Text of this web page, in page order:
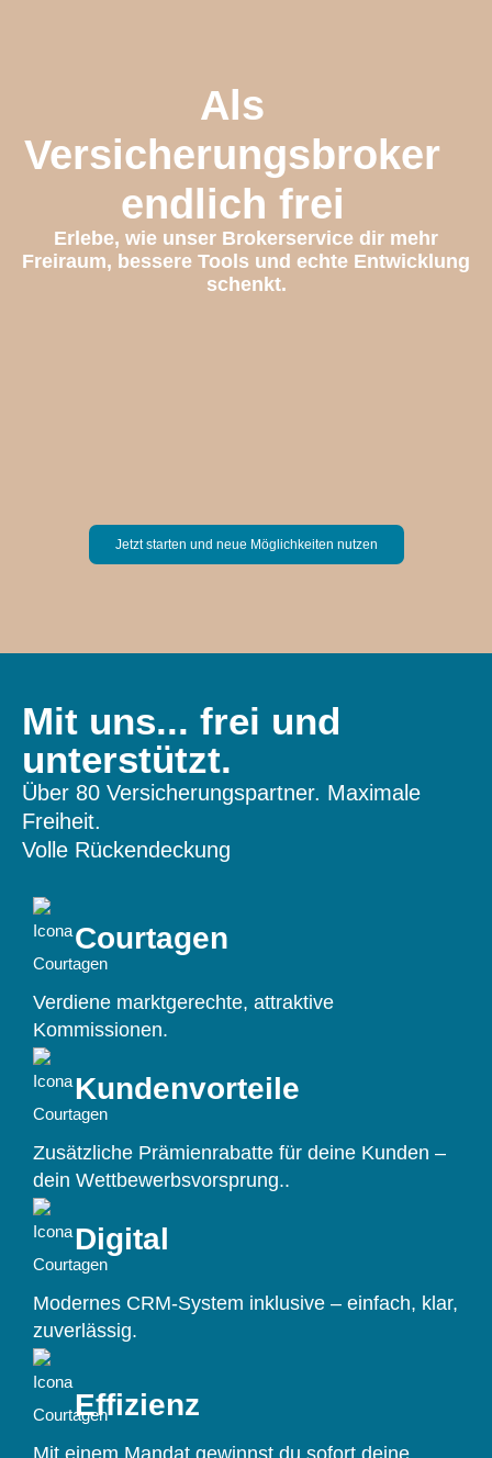
Als
Versicherungsbroker
endlich frei
Erlebe, wie unser Brokerservice dir mehr
Freiraum, bessere Tools und echte Entwicklung
schenkt.
Jetzt starten und neue Möglichkeiten nutzen
Mit uns... frei und
unterstützt.
Über 80 Versicherungspartner. Maximale
Freiheit.
Volle Rückendeckung
Courtagen
Verdiene marktgerechte, attraktive
Kommissionen.
Kundenvorteile
Zusätzliche Prämienrabatte für deine Kunden –
dein Wettbewerbsvorsprung..
Digital
Modernes CRM-System inklusive – einfach, klar,
zuverlässig.
Effizienz
Mit einem Mandat gewinnst du sofort deine